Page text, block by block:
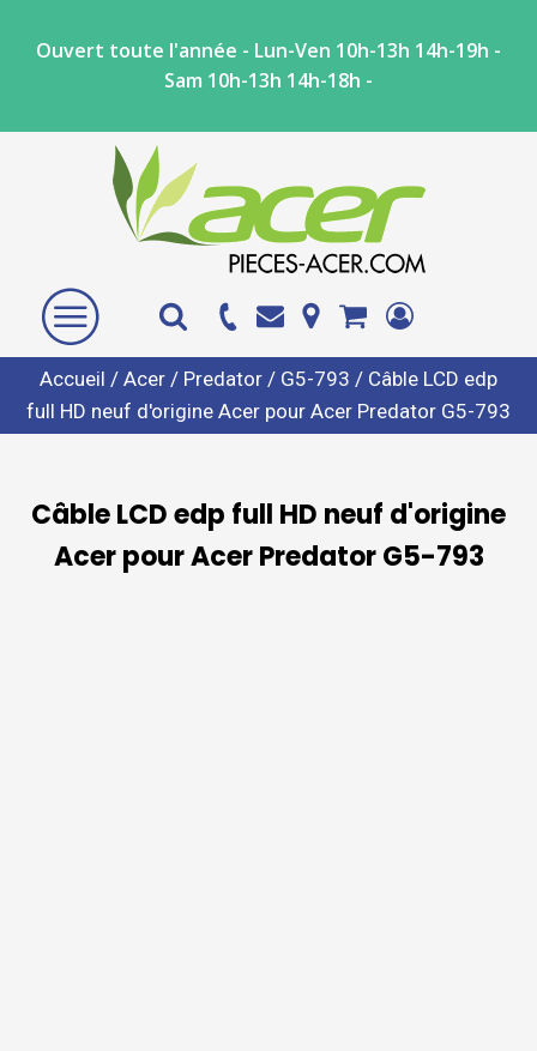
Ouvert toute l'année - Lun-Ven 10h-13h 14h-19h -
Sam 10h-13h 14h-18h -
Accueil / Acer / Predator / G5-793 / Câble LCD edp
full HD neuf d'origine Acer pour Acer Predator G5-793
Câble LCD edp full HD neuf d'origine
Acer pour Acer Predator G5-793